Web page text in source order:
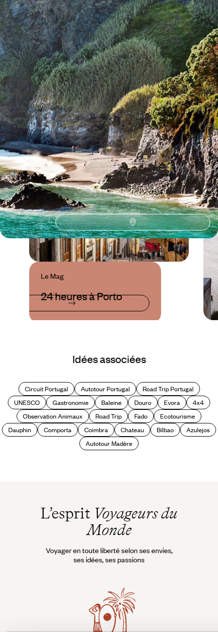
Parcourir pas moins de quatre îles pour apprécier la variété des
paysages de l'archipel
12 jours, de 2500 à 3800 €
1
Le GuideCircuit Portugal
Conseils pratiques, témoignages et inspirations pour bien préparer son
voyage
Le Mag
24 heures à Porto
Idées associées
Circuit Portugal Autotour Portugal
Road Trip Portugal
UNESCO
Gastronomie Baleine Douro Evora
4x4
Observation Animaux
Road Trip Fado
Ecotourisme
Dauphin
Comporta Coimbra Chateau Bilbao
Azulejos
Autotour Madère
L’esprit Voyageurs du
Monde
Voyager en toute liberté selon ses envies,
ses idées, ses passions